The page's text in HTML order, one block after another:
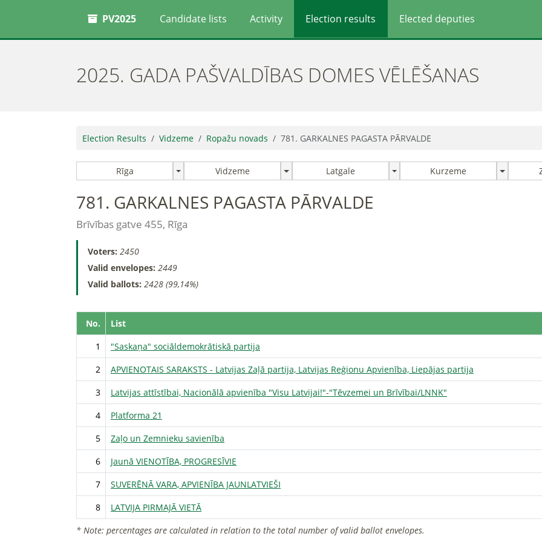
PV2025 Candidate lists Activity Election results Elected deputies
2025. GADA PAŠVALDĪBAS DOMES VĒLĒŠANAS
Election Results Vidzeme Ropažu novads 781. GARKALNES PAGASTA PĀRVALDE
Rīga Vidzeme Latgale Kurzeme
781. GARKALNES PAGASTA PĀRVALDE
Brīvības gatve 455, Rīga
Voters: 2450
Valid envelopes: 2449
Valid ballots: 2428 (99,14%)
No. List
1
"Saskaņa" sociāldemokrātiskā partija
2
APVIENOTAIS SARAKSTS - Latvijas Zaļā partija, Latvijas Reģionu Apvienība, Liepājas partija
3
Latvijas attīstībai, Nacionālā apvienība "Visu Latvijai!"-"Tēvzemei un Brīvībai/LNNK"
4
Platforma 21
5
Zaļo un Zemnieku savienība
6
Jaunā VIENOTĪBA, PROGRESĪVIE
7
SUVERĒNĀ VARA, APVIENĪBA JAUNLATVIEŠI
8
LATVIJA PIRMAJĀ VIETĀ
* Note: percentages are calculated in relation to the total number of valid ballot envelopes.